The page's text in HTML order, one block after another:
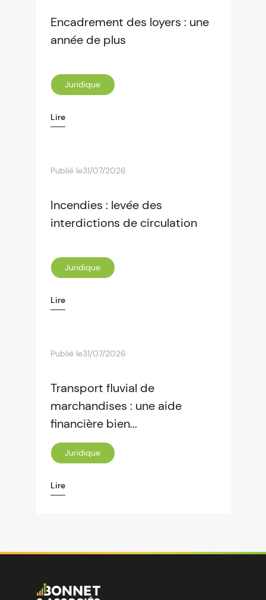
Encadrement des loyers : une
année de plus
Juridique
Lire
Publié le31/07/2026
Incendies : levée des
interdictions de circulation
Juridique
Lire
Publié le31/07/2026
Transport fluvial de
marchandises : une aide
financière bien...
Juridique
Lire
Image